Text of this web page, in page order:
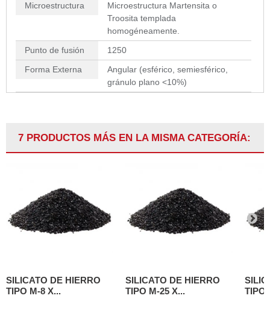
Microestructura
Microestructura Martensita o
Troosita templada
homogéneamente.
Punto de fusión
1250
Forma Externa
Angular (esférico, semiesférico,
gránulo plano <10%)
7 PRODUCTOS MÁS EN LA MISMA CATEGORÍA:
SILICATO DE HIERRO
TIPO M-8 X...
SILICATO DE HIERRO
TIPO M-25 X...
TIPO